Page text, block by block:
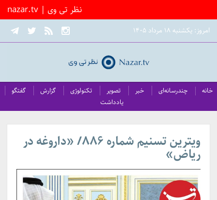
nazar.tv | نظر تی وی
امروز: یکشنبه ۱۸ مرداد ۱۴۰۵
خانه چندرسانه‌ای خبر تصویر تکنولوژی گزارش
گفتگو
یادداشت
ویترین تسنیم شماره ۸۸۶/ «داروغه در
ریاض»